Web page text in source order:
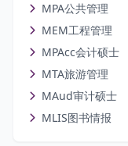
MPA公共管理
MEM工程管理
MPAcc会计硕士
MTA旅游管理
MAud审计硕士
MLIS图书情报